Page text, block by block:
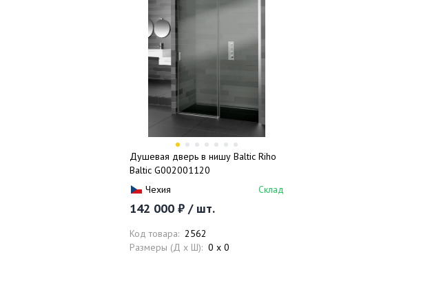
Душевая дверь в нишу Baltic Riho
Baltic G002001120
Чехия
Склад
142 000 ₽ / шт.
Код товара: 2562
Размеры (Д x Ш): 0 x 0